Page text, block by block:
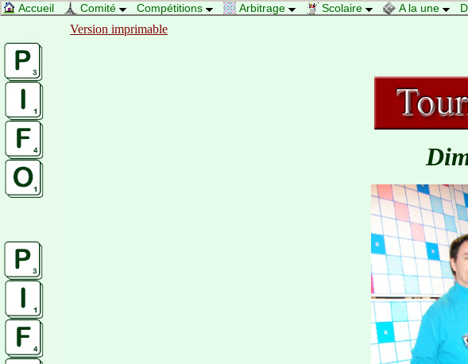
Accueil Comité Compétitions Arbitrage Scolaire A la une
Version imprimable